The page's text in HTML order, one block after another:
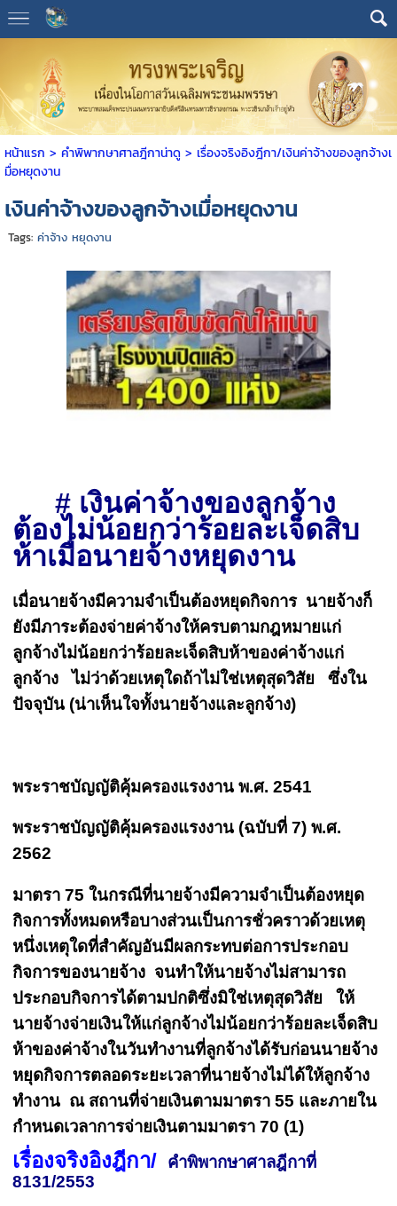
หน้าแรก > คำพิพากษาศาลฎีกาน่าดู > เรื่องจริงอิงฎีกา/เงินค่าจ้างของลูกจ้างเ
มื่อหยุดงาน
เงินค่าจ้างของลูกจ้างเมื่อหยุดงาน
Tags: ค่าจ้าง หยุดงาน
# เงินค่าจ้างของลูกจ้าง
ต้องไม่น้อยกว่าร้อยละเจ็ดสิบ
ห้าเมื่อนายจ้างหยุดงาน
เมื่อนายจ้างมีความจำเป็นต้องหยุดกิจการ นายจ้างก็
ยังมีภาระต้องจ่ายค่าจ้างให้ครบตามกฎหมายแก่
ลูกจ้างไม่น้อยกว่าร้อยละเจ็ดสิบห้าของค่าจ้างแก่
ลูกจ้าง ไม่ว่าด้วยเหตุใดถ้าไม่ใช่เหตุสุดวิสัย ซึ่งใน
ปัจจุบัน (น่าเห็นใจทั้งนายจ้างและลูกจ้าง)
พระราชบัญญัติคุ้มครองแรงงาน พ.ศ. 2541
พระราชบัญญัติคุ้มครองแรงงาน (ฉบับที่ 7) พ.ศ.
2562
มาตรา 75 ในกรณีที่นายจ้างมีความจำเป็นต้องหยุด
กิจการทั้งหมดหรือบางส่วนเป็นการชั่วคราวด้วยเหตุ
หนึ่งเหตุใดที่สำคัญอันมีผลกระทบต่อการประกอบ
กิจการของนายจ้าง จนทำให้นายจ้างไม่สามารถ
ประกอบกิจการได้ตามปกติซึ่งมิใช่เหตุสุดวิสัย ให้
นายจ้างจ่ายเงินให้แก่ลูกจ้างไม่น้อยกว่าร้อยละเจ็ดสิบ
ห้าของค่าจ้างในวันทำงานที่ลูกจ้างได้รับก่อนนายจ้าง
หยุดกิจการตลอดระยะเวลาที่นายจ้างไม่ได้ให้ลูกจ้าง
ทำงาน ณ สถานที่จ่ายเงินตามมาตรา 55 และภายใน
กำหนดเวลาการจ่ายเงินตามมาตรา 70 (1)
เรื่องจริงอิงฎีกา/
คำพิพากษาศาลฎีกาที่
8131/2553